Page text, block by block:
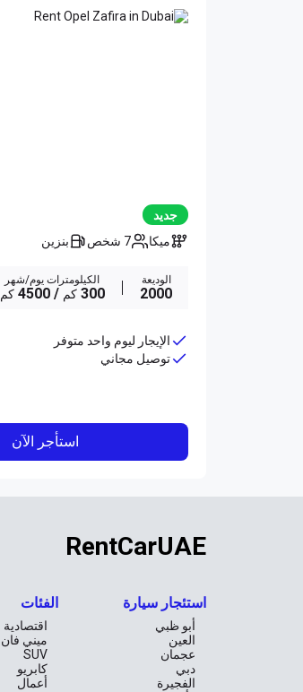
جديد
ميكا
7 شخص بنزين
الوديعة
2000
الكيلومترات يوم/شهر
300 كم / 4500 كم
الإيجار ليوم واحد متوفر
توصيل مجاني
استأجر الآن
RentCarUAE
استئجار سيارة
أبو ظبي
العين
عجمان
دبي
الفجيرة
الفئات
اقتصادية
ميني فان
SUV
كابريو
أعمال